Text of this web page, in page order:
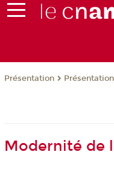
Présentation Présentation
Modernité de